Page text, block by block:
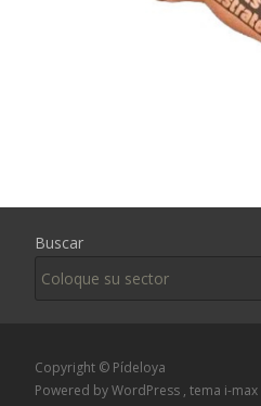
Buscar
Copyright © Pídeloya
Powered by WordPress , tema i-max